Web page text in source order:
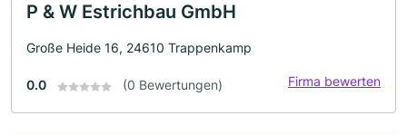
P & W Estrichbau GmbH
Große Heide 16, 24610 Trappenkamp
0.0 (0 Bewertungen) Firma bewerten